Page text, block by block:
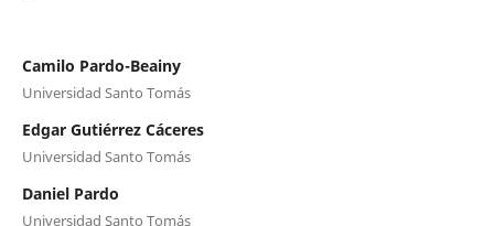
Camilo Pardo-Beainy
Universidad Santo Tomás
Edgar Gutiérrez Cáceres
Universidad Santo Tomás
Daniel Pardo
Universidad Santo Tomás